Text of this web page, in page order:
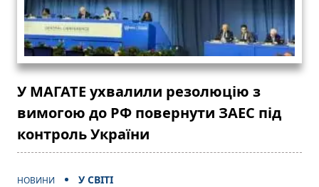
У МАГАТЕ ухвалили резолюцію з
вимогою до РФ повернути ЗАЕС під
контроль України
НОВИНИ У СВІТІ